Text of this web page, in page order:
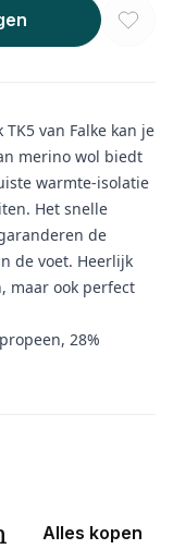
van Falke kan je
merino wol biedt
warmte-isolatie
Het snelle
de
de voet. Heerlijk
maar ook perfect
28%
Alles kopen